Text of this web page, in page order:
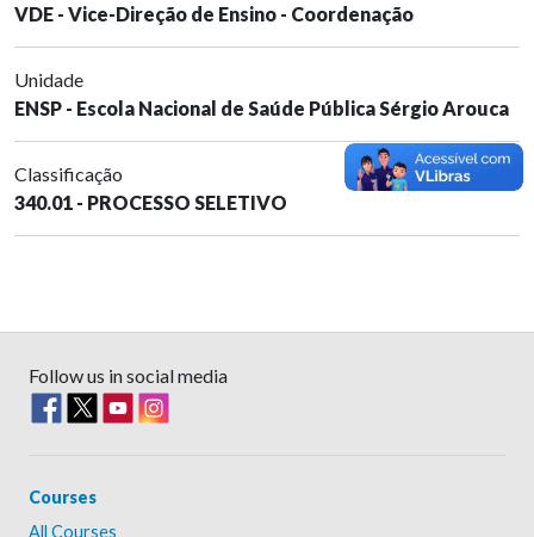
VDE - Vice-Direção de Ensino - Coordenação
Unidade
ENSP - Escola Nacional de Saúde Pública Sérgio Arouca
Classificação
340.01 - PROCESSO SELETIVO
Follow us in social media
Courses
All Courses